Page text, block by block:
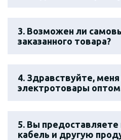
3. Возможен ли
заказанного товара?
4. Здравствуйте,
электротовары
5. Вы предоставляете
кабель и другую